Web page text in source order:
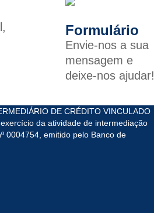
Formulário
Envie-nos a sua
mensagem e
deixe-nos ajudar!
DE CRÉDITO VINCULADO
da atividade de intermediação
0004754, emitido pelo Banco de